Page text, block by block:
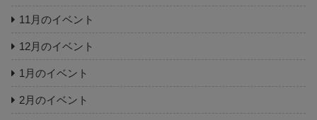
11月のイベント
12月のイベント
1月のイベント
2月のイベント